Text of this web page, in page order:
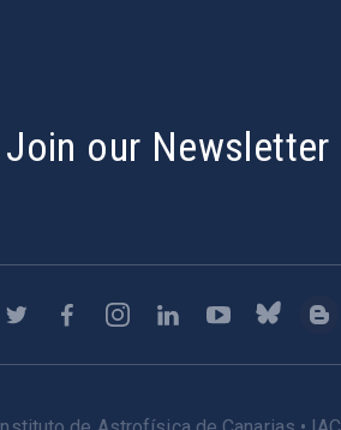
Join our Newsletter